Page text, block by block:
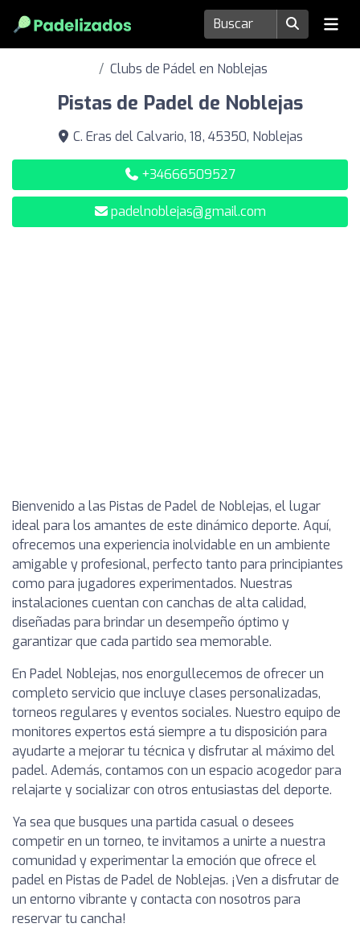
Clubs de Pádel en Noblejas
Pistas de Padel de Noblejas
C. Eras del Calvario, 18, 45350, Noblejas
+34666509527
padelnoblejas@gmail.com
Bienvenido a las Pistas de Padel de Noblejas, el lugar
ideal para los amantes de este dinámico deporte. Aquí,
ofrecemos una experiencia inolvidable en un ambiente
amigable y profesional, perfecto tanto para principiantes
como para jugadores experimentados. Nuestras
instalaciones cuentan con canchas de alta calidad,
diseñadas para brindar un desempeño óptimo y
garantizar que cada partido sea memorable.
En Padel Noblejas, nos enorgullecemos de ofrecer un
completo servicio que incluye clases personalizadas,
torneos regulares y eventos sociales. Nuestro equipo de
monitores expertos está siempre a tu disposición para
ayudarte a mejorar tu técnica y disfrutar al máximo del
padel. Además, contamos con un espacio acogedor para
relajarte y socializar con otros entusiastas del deporte.
Ya sea que busques una partida casual o desees
competir en un torneo, te invitamos a unirte a nuestra
comunidad y experimentar la emoción que ofrece el
padel en Pistas de Padel de Noblejas. ¡Ven a disfrutar de
un entorno vibrante y contacta con nosotros para
reservar tu cancha!